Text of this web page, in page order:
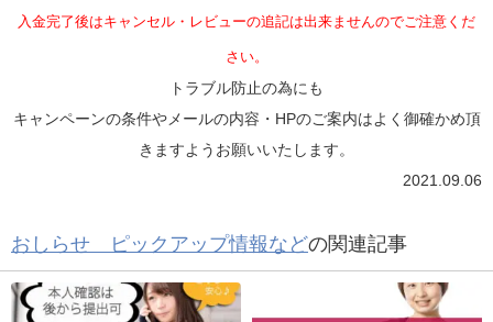
入金完了後はキャンセル・レビューの追記は出来ませんのでご注意くだ
さい。
トラブル防止の為にも
キャンペーンの条件やメールの内容・HPのご案内はよく御確かめ頂
きますようお願いいたします。
2021.09.06
おしらせ ピックアップ情報などの関連記事